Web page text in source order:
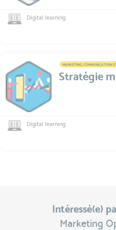
Digital learning
MARKETING, COMMUNICATION
Stratégie
Digital learning
Intéressé(e)
Marketing